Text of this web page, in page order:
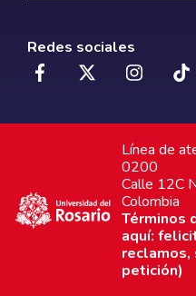
Redes sociales
Línea de
0200
Calle 12C
Colombia
Términos
aquí:
reclamos,
petición)